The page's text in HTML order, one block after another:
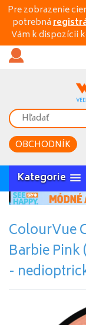
Pre zobrazenie
potrebná
Vám k dispozícii
OBCHODNÍK
Kategorie
ColourVue
Barbie
-